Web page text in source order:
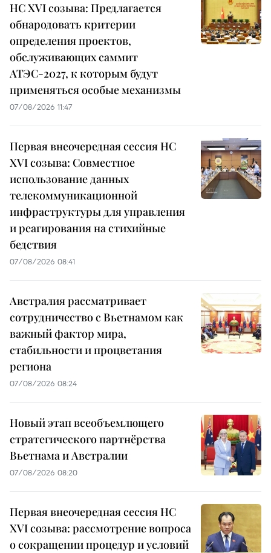
НС XVI созыва: Предлагается
обнародовать критерии
определения проектов,
обслуживающих саммит
АТЭС-2027, к которым будут
применяться особые механизмы
07/08/2026 11:47
Первая внеочередная сессия НС
XVI созыва: Совместное
использование данных
телекоммуникационной
инфраструктуры для управления
и реагирования на стихийные
бедствия
07/08/2026 08:41
Австралия рассматривает
сотрудничество с Вьетнамом как
важный фактор мира,
стабильности и процветания
региона
07/08/2026 08:24
Новый этап всеобъемлющего
стратегического партнёрства
Вьетнама и Австралии
07/08/2026 08:20
Первая внеочередная сессия НС
XVI созыва: рассмотрение вопроса
о сокращении процедур и условий